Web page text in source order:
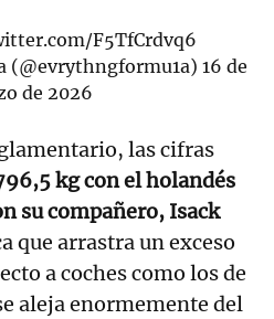
F5TfCrdvq6
16 de
de 2026
las cifras
kg con el holandés
su compañero, Isack
que arrastra un exceso
a coches como los de
aleja enormemente del